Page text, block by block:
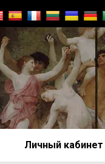
Личный кабинет